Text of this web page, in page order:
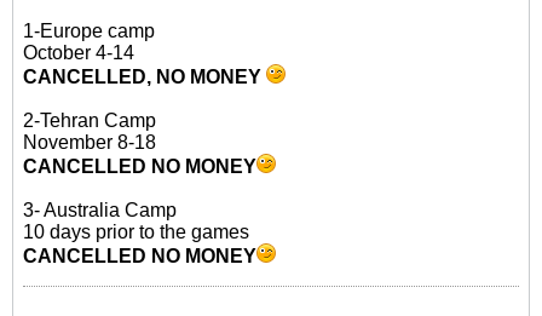
1-Europe camp
October 4-14
CANCELLED, NO MONEY
2-Tehran Camp
November 8-18
CANCELLED NO MONEY
3- Australia Camp
10 days prior to the games
CANCELLED NO MONEY